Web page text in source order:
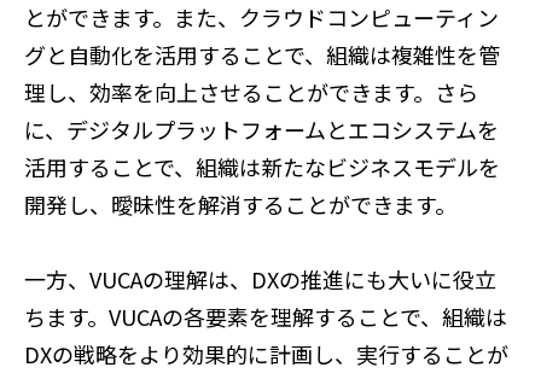
とができます。また、クラウドコンピューティン
グと自動化を活用することで、組織は複雑性を管
理し、効率を向上させることができます。さら
に、デジタルプラットフォームとエコシステムを
活用することで、組織は新たなビジネスモデルを
開発し、曖昧性を解消することができます。
一方、VUCAの理解は、DXの推進にも大いに役立
ちます。VUCAの各要素を理解することで、組織は
DXの戦略をより効果的に計画し、実行することが